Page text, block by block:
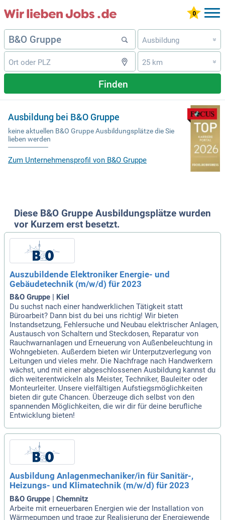
Ausbildung »
25 km »
Finden
Ausbildung bei B&O Gruppe
keine aktuellen B&O Gruppe Ausbildungsplätze die Sie
lieben werden
Zum Unternehmensprofil von B&O Gruppe
Diese B&O Gruppe Ausbildungsplätze wurden
vor Kurzem erst besetzt.
Auszubildende Elektroniker Energie- und
Gebäudetechnik (m/w/d) für 2023
B&O Gruppe | Kiel
Du suchst nach einer handwerklichen Tätigkeit statt
Büroarbeit? Dann bist du bei uns richtig! Wir bieten
Instandsetzung, Fehlersuche und Neubau elektrischer Anlagen,
Austausch von Schaltern und Steckdosen, Reparatur von
Rauchwarnanlagen und Erneuerung von Außenbeleuchtung in
Wohngebieten. Außerdem bieten wir Unterputzverlegung von
Leitungen und vieles mehr. Die Nachfrage nach Handwerkern
wächst, und mit einer abgeschlossenen Ausbildung kannst du
dich weiterentwickeln als Meister, Techniker, Bauleiter oder
Monteurleiter. Unsere vielfältigen Aufstiegsmöglichkeiten
bieten dir gute Chancen. Überzeuge dich selbst von den
spannenden Möglichkeiten, die wir dir für deine berufliche
Entwicklung bieten!
Ausbildung Anlagenmechaniker/in für Sanitär-,
Heizungs- und Klimatechnik (m/w/d) für 2023
B&O Gruppe | Chemnitz
Arbeite mit erneuerbaren Energien wie der Installation von
Wärmepumpen und trage zur Realisierung der Energiewende